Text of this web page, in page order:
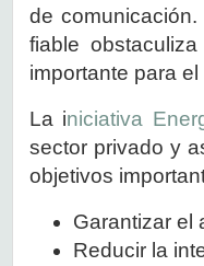
de
fiable
importante para
La iniciativa
sector privado y
objetivos
Garantizar el
Reducir la